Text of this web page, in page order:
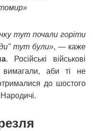
тут почали горіти
тут були», — каже
. Російські військові
вимагали, аби ті не
до шостого